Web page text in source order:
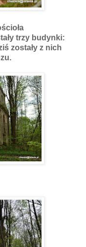
trzy budynki:
zostały z nich